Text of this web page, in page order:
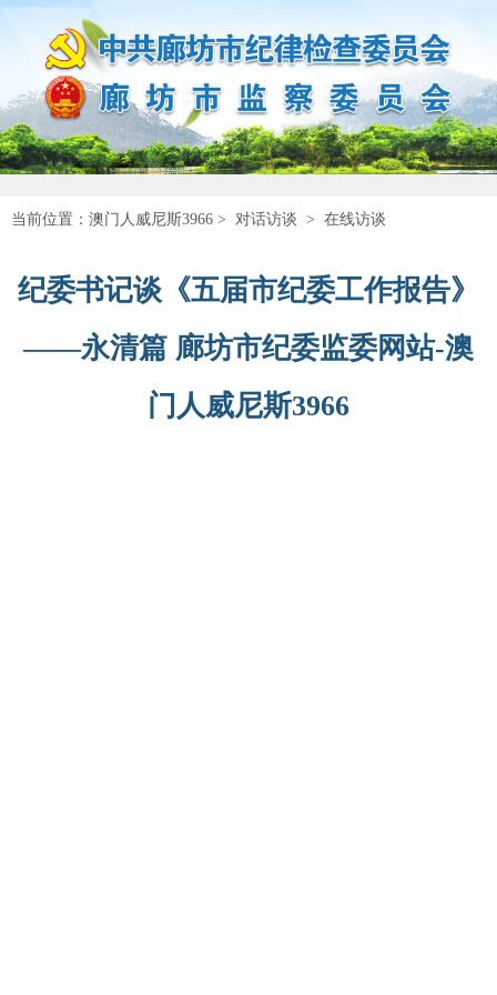
当前位置： 澳门人威尼斯3966 > 对话访谈 > 在线访谈
纪委书记谈《五届市纪委工作报告》
——永清篇 廊坊市纪委监委网站-澳
门人威尼斯3966